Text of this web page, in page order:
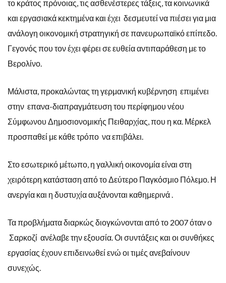
το κράτος πρόνοιας, τις ασθενέστερες τάξεις, τα κοινωνικά
και εργασιακά κεκτημένα και έχει δεσμευτεί να πιέσει για μια
ανάλογη οικονομική στρατηγική σε πανευρωπαϊκό επίπεδο.
Γεγονός που τον έχει φέρει σε ευθεία αντιπαράθεση με το
Βερολίνο.
Μάλιστα, προκαλώντας τη γερμανική κυβέρνηση επιμένει
στην επανα-διαπραγμάτευση του περίφημου νέου
Σύμφωνου Δημοσιονομικής Πειθαρχίας, που η κα. Μέρκελ
προσπαθεί με κάθε τρόπο να επιβάλει.
Στο εσωτερικό μέτωπο, η γαλλική οικονομία είναι στη
χειρότερη κατάσταση από το Δεύτερο Παγκόσμιο Πόλεμο. Η
ανεργία και η δυστυχία αυξάνονται καθημερινά .
Τα προβλήματα διαρκώς διογκώνονται από το 2007 όταν ο
Σαρκοζί ανέλαβε την εξουσία. Οι συντάξεις και οι συνθήκες
εργασίας έχουν επιδεινωθεί ενώ οι τιμές ανεβαίνουν
συνεχώς.